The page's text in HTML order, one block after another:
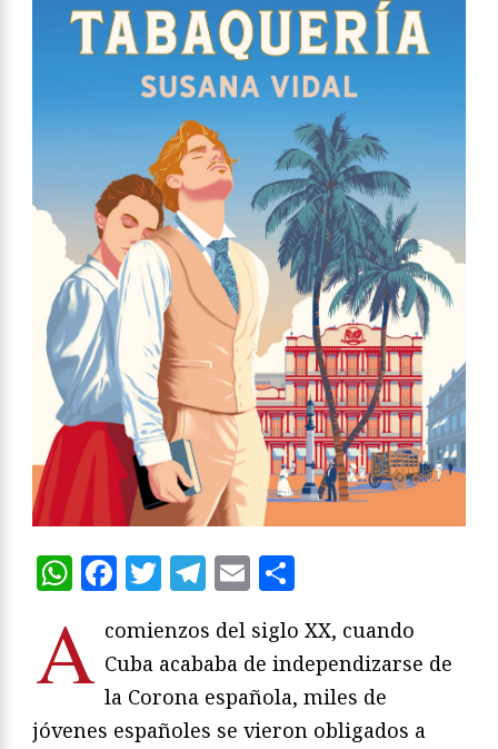
WhatsApp
Facebook
Twitter
Telegram
Email
A comienzos del siglo XX, cuando
Cuba acababa de independizarse de
la Corona española, miles de
jóvenes españoles se vieron obligados a